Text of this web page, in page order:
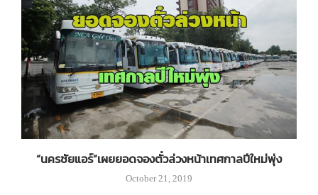
“นครชัยแอร์”เผยยอดจองตั๋วล่วงหน้าเทศกาลปีใหม่พุ่ง
October 21, 2019